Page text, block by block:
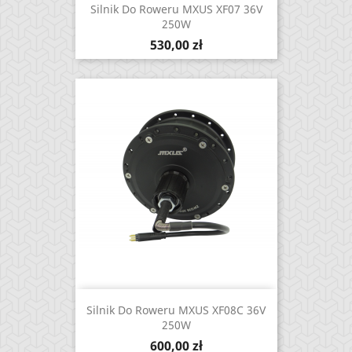
Silnik Do Roweru MXUS XF07 36V
250W
Cena
530,00 zł
Silnik Do Roweru MXUS XF08C 36V
250W
Cena
600,00 zł